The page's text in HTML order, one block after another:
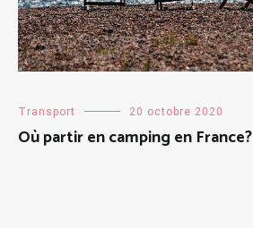
Transport 20 octobre 2020
Où partir en camping en France?